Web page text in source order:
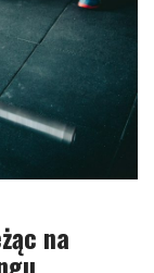
na